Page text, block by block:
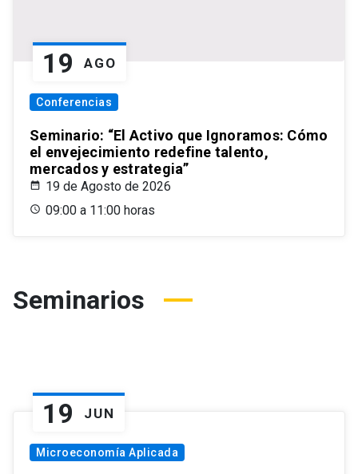
19 AGO
Conferencias
Seminario: “El Activo que Ignoramos: Cómo
el envejecimiento redefine talento,
mercados y estrategia”
19 de Agosto de 2026
09:00 a 11:00 horas
Seminarios
19 JUN
Microeconomía Aplicada